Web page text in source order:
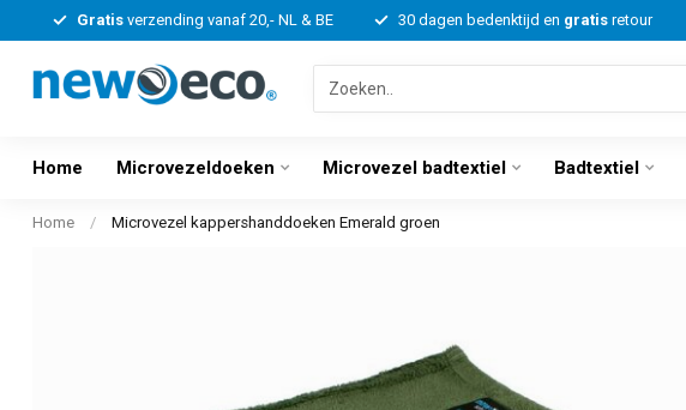
Gratisverzending vanaf 20,- NL & BE 30 dagen bedenktijd en gratisretour
Home Microvezeldoeken Microvezel badtextiel Badtextiel
Home / Microvezel kappershanddoeken Emerald groen